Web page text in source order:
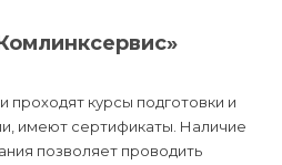
проходят курсы подготовки и
имеют сертификаты. Наличие
позволяет проводить